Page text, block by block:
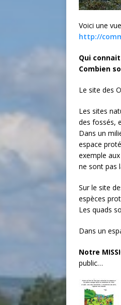
Voici une
http://
Qui
Combien
Le site des
Les sites
des fossés,
Dans un
espace
exemple
ne sont pas
Sur le site
espèces
Les quads
Dans un
Notre
public…